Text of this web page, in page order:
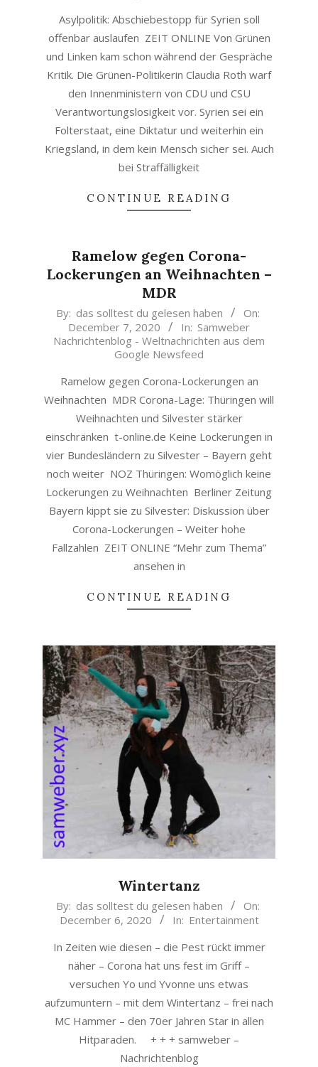
Asylpolitik: Abschiebestopp für Syrien soll
offenbar auslaufen ZEIT ONLINE Von Grünen
und Linken kam schon während der Gespräche
Kritik. Die Grünen-Politikerin Claudia Roth warf
den Innenministern von CDU und CSU
Verantwortungslosigkeit vor. Syrien sei ein
Folterstaat, eine Diktatur und weiterhin ein
Kriegsland, in dem kein Mensch sicher sei. Auch
bei Straffälligkeit
CONTINUE READING
Ramelow gegen Corona-
Lockerungen an Weihnachten –
MDR
2020-
07
By: das solltest du gelesen haben
On:
December 7, 2020
In: Samweber
Nachrichtenblog - Weltnachrichten aus dem
Google Newsfeed
Ramelow gegen Corona-Lockerungen an
Weihnachten MDR Corona-Lage: Thüringen will
Weihnachten und Silvester stärker
einschränken t-online.de Keine Lockerungen in
vier Bundesländern zu Silvester – Bayern geht
noch weiter NOZ Thüringen: Womöglich keine
Lockerungen zu Weihnachten Berliner Zeitung
Bayern kippt sie zu Silvester: Diskussion über
Corona-Lockerungen – Weiter hohe
Fallzahlen ZEIT ONLINE “Mehr zum Thema”
ansehen in
CONTINUE READING
Wintertanz
2020-
By: das solltest du gelesen haben
On:
December 6, 2020
In: Entertainment
In Zeiten wie diesen – die Pest rückt immer
näher – Corona hat uns fest im Griff –
versuchen Yo und Yvonne uns etwas
aufzumuntern – mit dem Wintertanz – frei nach
MC Hammer – den 70er Jahren Star in allen
Hitparaden. + + + samweber –
Nachrichtenblog